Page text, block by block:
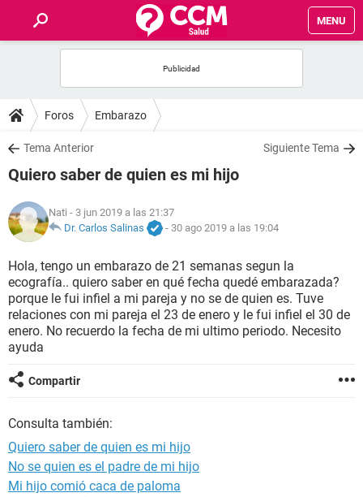
MENU
FOROS
SALUD
FAMILIA
NUTRICIÓN
BIENESTAR
SEXUALIDAD
GLOSARIO
Foros Embarazo
Tema Anterior Siguiente Tema
Quiero saber de quien es mi hijo
Nati - 3 jun 2019 a las 21:37
Dr. Carlos Salinas
- 30 ago 2019 a las 19:04
Hola, tengo un embarazo de 21 semanas segun la
ecografía.. quiero saber en qué fecha quedé embarazada?
porque le fui infiel a mi pareja y no se de quien es. Tuve
relaciones con mi pareja el 23 de enero y le fui infiel el 30 de
enero. No recuerdo la fecha de mi ultimo periodo. Necesito
ayuda
Compartir
Consulta también:
Quiero saber de quien es mi hijo
No se quien es el padre de mi hijo
Mi hijo comió caca de paloma